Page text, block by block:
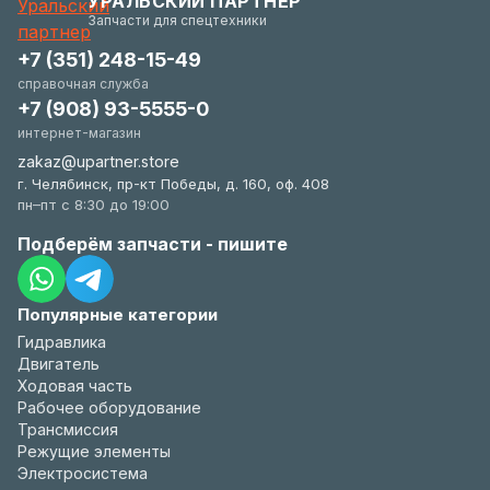
удобстве.Запчасти для спецтехники
Популярные категории
Гидравлика
Двигатель
Ходовая часть
Рабочее оборудование
Трансмиссия
Режущие элементы
Электросистема
+7 (351) 248-15-49
справочная служба
+7 (908) 93-5555-0
интернет-магазин
zakaz@upartner.store
г. Челябинск, пр-кт Победы, д. 160, оф. 408
пн–пт с 8:30 до 19:00
Подберём запчасти - пишите